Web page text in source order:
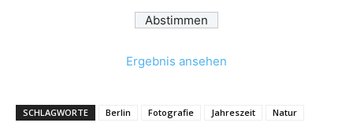
Ergebnis ansehen
SCHLAGWORTE Berlin Fotografie Jahreszeit Natur